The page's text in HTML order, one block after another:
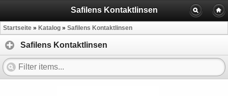
Safilens Kontaktlinsen
Startseite » Katalog » Safilens Kontaktlinsen
Safilens Kontaktlinsen